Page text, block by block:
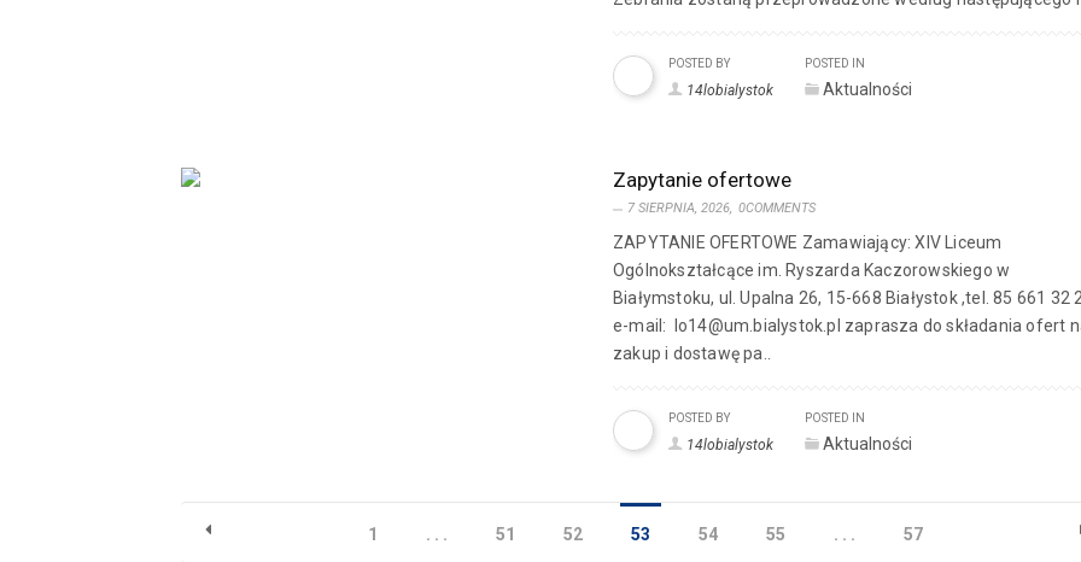
POSTED BY
14lobialystok
POSTED IN
Aktualności
Zapytanie ofertowe
7 SIERPNIA, 2026, 0COMMENTS
ZAPYTANIE OFERTOWE Zamawiający: XIV Liceum
Ogólnokształcące im. Ryszarda Kaczorowskiego w
Białymstoku, ul. Upalna 26, 15-668 Białystok ,tel. 85 661 32
e-mail: lo14@um.bialystok.pl zaprasza do składania ofert
zakup i dostawę pa..
POSTED BY
14lobialystok
POSTED IN
Aktualności
1 . . . 51 52 53 54 55 . . . 57